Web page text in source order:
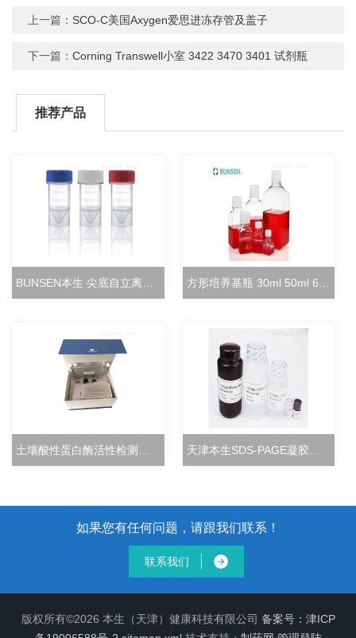
上一篇： SCO-C美国Axygen爱思进冻存管及盖子
下一篇：Corning Transwell小室 3422 3470 3401 试剂瓶
推荐产品
天津本生SDS-PAGE凝胶快速配制试剂盒
如果您有任何问题，请跟我们联系！
联系我们
版权所有©2026 本生（天津）健康科技有限公司 备案号：津ICP